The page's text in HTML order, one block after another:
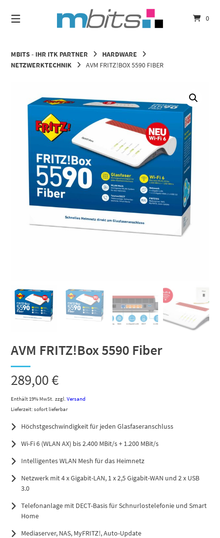
zum
Inhalt
0
MBITS - IHR ITK PARTNER
HARDWARE
NETZWERKTECHNIK
AVM FRITZ!BOX 5590 FIBER
AVM FRITZ!Box 5590 Fiber
289,00€
Enthält 19% MwSt. zzgl.Versand
Lieferzeit: sofort lieferbar
Höchstgeschwindigkeit für jeden Glasfaseranschluss
Wi-Fi 6 (WLAN AX) bis 2.400 MBit/s + 1.200 MBit/s
Intelligentes WLAN Mesh für das Heimnetz
Netzwerk mit 4 x Gigabit-LAN, 1 x 2,5 Gigabit-WAN und 2 x USB
3.0
Telefonanlage mit DECT-Basis für Schnurlostelefonie und Smart
Home
Mediaserver, NAS, MyFRITZ!, Auto-Update